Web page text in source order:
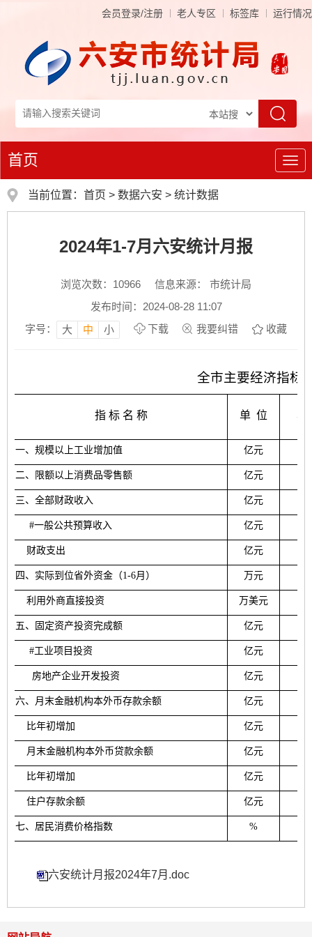
会员登录/注册 老人专区 标签库 运行情况
导
航
首页
当前位置： 首页 > 数据六安 > 统计数据
2024年1-7月六安统计月报
浏览次数： 10966
信息来源： 市统计局
发布时间：2024-08-28 11:07
字号：
大 中 小 下载 我要纠错 收藏
全市主要经济指标
指 标 名 称 单 位 本
一、规模以上工业增加值 亿元
二、 限额以上消费品零售额 亿元
三、全部财政收入 亿元
#一般公共预算收入 亿元
财政支出 亿元
四 、实际到位省外资金 （1-6月） 万元
利用外商直接投资 万美元
五、固定资产投资完成额 亿元
#工业项目投资 亿元
房地产企业开发投资 亿元
六、月末金融机构本外币存款余额 亿元
比年初增加 亿元
月末金融机构本外币贷款余额 亿元
比年初增加 亿元
住户存款余额 亿元
七、居民消费价格指数 %
六安统计月报2024年7月.doc